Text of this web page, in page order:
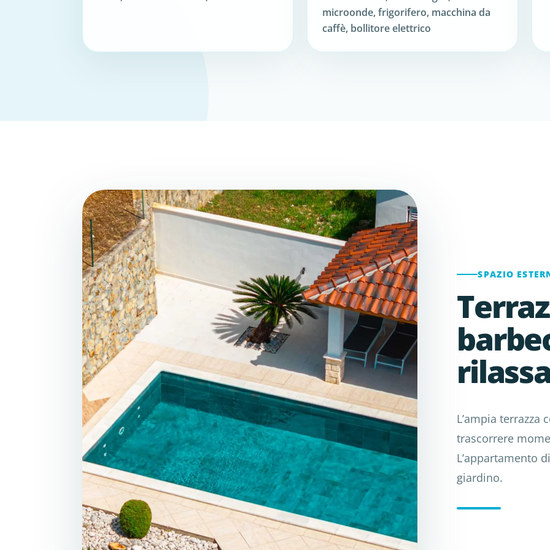
microonde, frigorifero, macchina da
caffè, bollitore elettrico
SPAZIO
L’ampia terrazza
trascorrere
L’appartamento
giardino.